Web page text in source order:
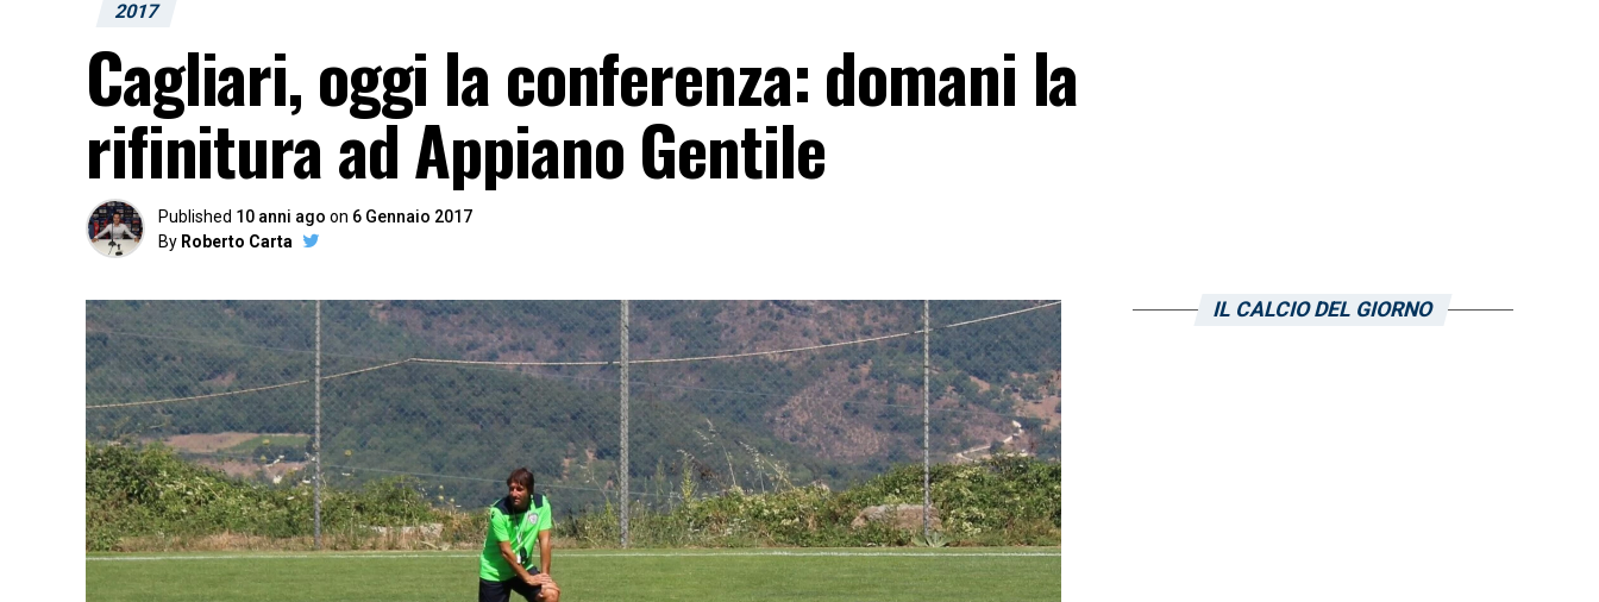
2017
Cagliari, oggi la conferenza: domani la
rifinitura ad Appiano Gentile
Published 10 anni ago on 6 Gennaio 2017
By Roberto Carta
IL CALCIO DEL GIORNO